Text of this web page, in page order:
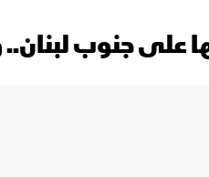
على جنوب